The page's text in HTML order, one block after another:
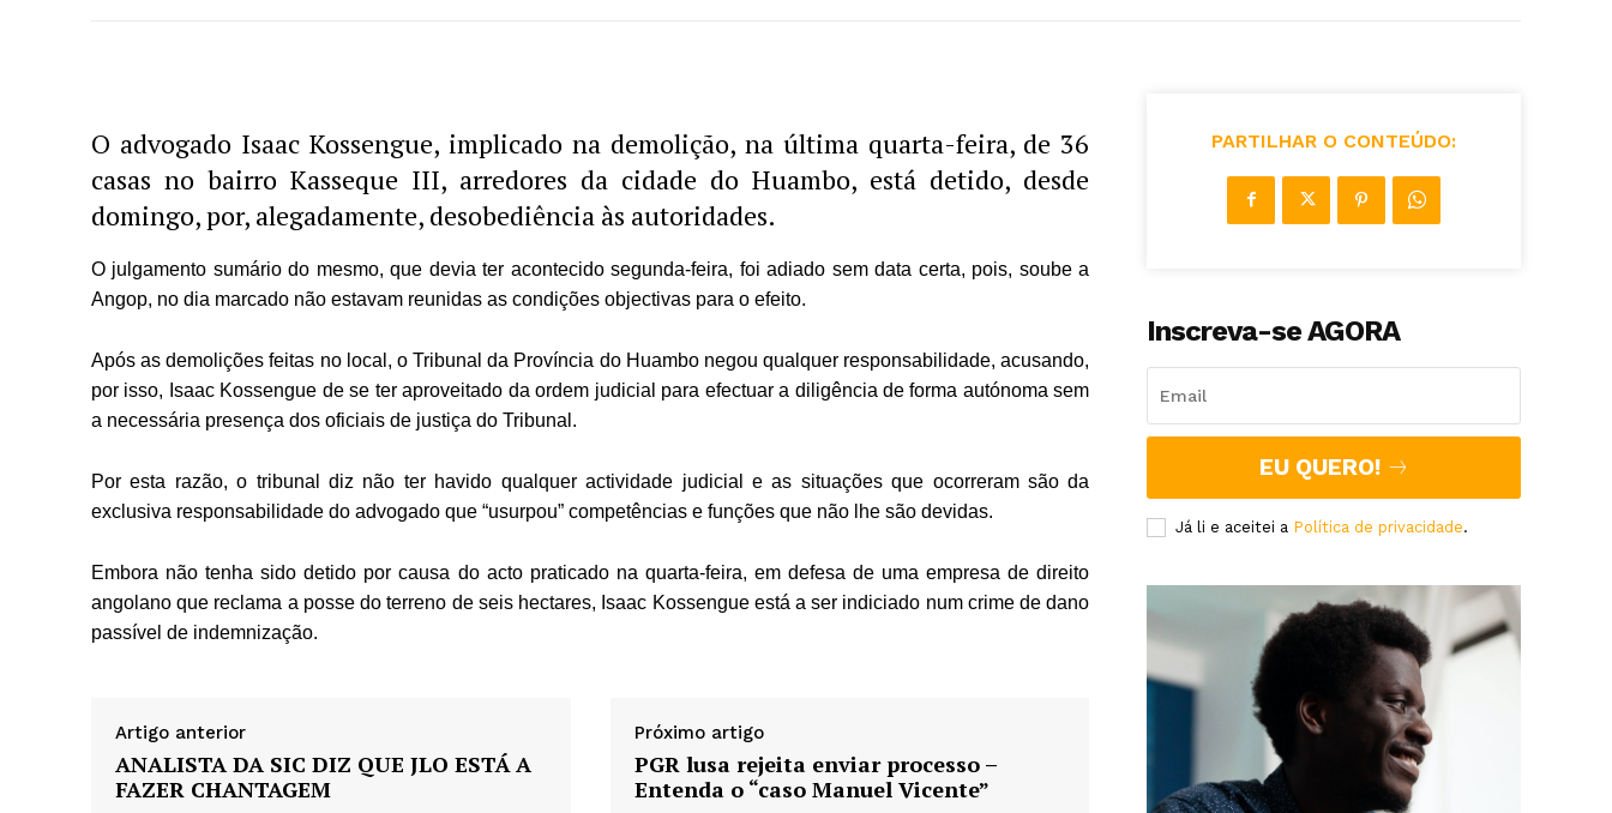
O advogado Isaac Kossengue, implicado na demolição, na última quarta-feira, de 36
casas no bairro Kasseque III, arredores da cidade do Huambo, está detido, desde
domingo, por, alegadamente, desobediência às autoridades.
O julgamento sumário do mesmo, que devia ter acontecido segunda-feira, foi adiado sem data certa, pois, soube a
Angop, no dia marcado não estavam reunidas as condições objectivas para o efeito.
Após as demolições feitas no local, o Tribunal da Província do Huambo negou qualquer responsabilidade, acusando,
por isso, Isaac Kossengue de se ter aproveitado da ordem judicial para efectuar a diligência de forma autónoma sem
a necessária presença dos oficiais de justiça do Tribunal.
Por esta razão, o tribunal diz não ter havido qualquer actividade judicial e as situações que ocorreram são da
exclusiva responsabilidade do advogado que “usurpou” competências e funções que não lhe são devidas.
Embora não tenha sido detido por causa do acto praticado na quarta-feira, em defesa de uma empresa de direito
angolano que reclama a posse do terreno de seis hectares, Isaac Kossengue está a ser indiciado num crime de dano
passível de indemnização.
Artigo anterior
ANALISTA DA SIC DIZ QUE JLO ESTÁ A
FAZER CHANTAGEM
Próximo artigo
PGR lusa rejeita enviar processo –
Entenda o “caso Manuel Vicente”
PARTILHAR O CONTEÚDO:
Inscreva-se AGORA
EU QUERO!
Já li e aceitei a Política de privacidade.